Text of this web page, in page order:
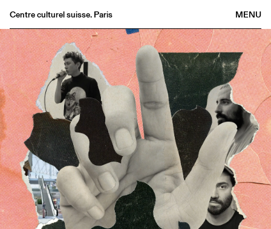
MENU
Centre culturel suisse. Paris
Agenda
Librairie
Buvette
Archives
Médiathèque
Éditions
Informations
FR/EN